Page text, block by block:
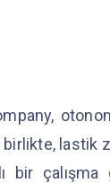
lastik
bir çalışma